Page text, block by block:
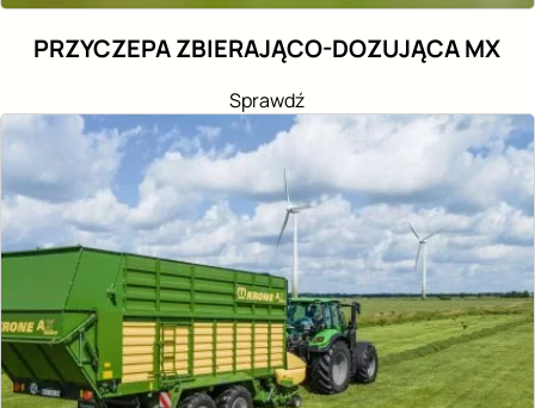
PRZYCZEPA ZBIERAJĄCO-DOZUJĄCA MX
Sprawdź